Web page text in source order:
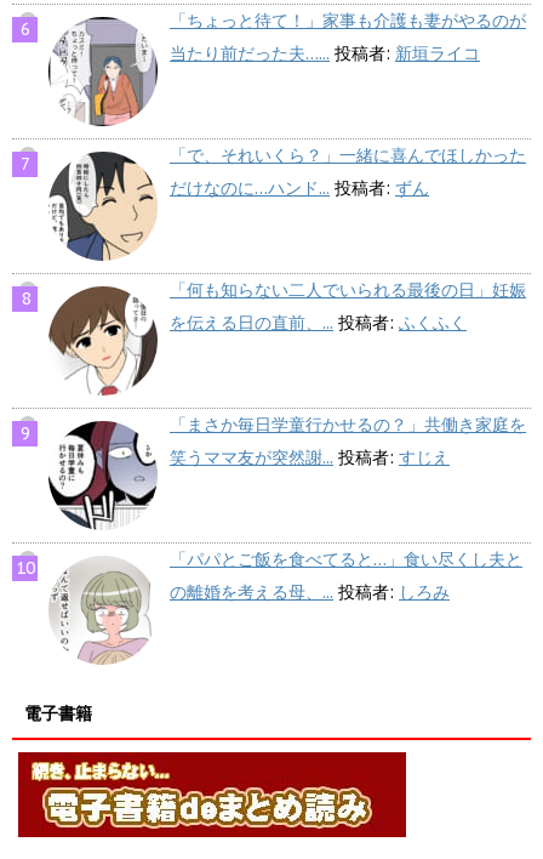
「ちょっと待て！」家事も介護も妻がやるのが
当たり前だった夫…... 投稿者: 新垣ライコ
「で、それいくら？」一緒に喜んでほしかった
だけなのに…ハンド... 投稿者: ずん
「何も知らない二人でいられる最後の日」妊娠
を伝える日の直前、... 投稿者: ふくふく
「まさか毎日学童行かせるの？」共働き家庭を
笑うママ友が突然謝... 投稿者: すじえ
「パパとご飯を食べてると…」食い尽くし夫と
の離婚を考える母、... 投稿者: しろみ
電子書籍